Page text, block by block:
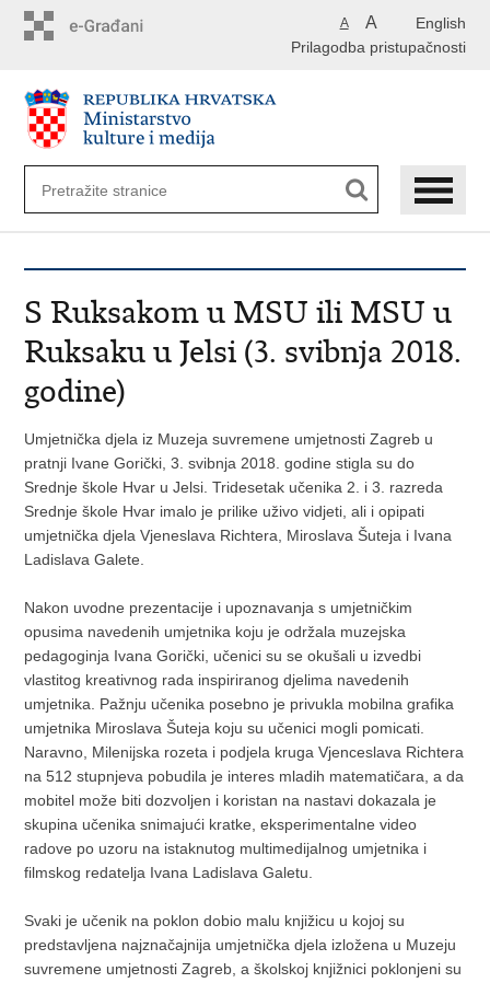
English
A A
Prilagodba pristupačnosti
S Ruksakom u MSU ili MSU u
Ruksaku u Jelsi (3. svibnja 2018.
godine)
Umjetnička djela iz Muzeja suvremene umjetnosti Zagreb u
pratnji Ivane Gorički, 3. svibnja 2018. godine stigla su do
Srednje škole Hvar u Jelsi. Tridesetak učenika 2. i 3. razreda
Srednje škole Hvar imalo je prilike uživo vidjeti, ali i opipati
umjetnička djela Vjeneslava Richtera, Miroslava Šuteja i Ivana
Ladislava Galete.
Nakon uvodne prezentacije i upoznavanja s umjetničkim
opusima navedenih umjetnika koju je održala muzejska
pedagoginja Ivana Gorički, učenici su se okušali u izvedbi
vlastitog kreativnog rada inspiriranog djelima navedenih
umjetnika. Pažnju učenika posebno je privukla mobilna grafika
umjetnika Miroslava Šuteja koju su učenici mogli pomicati.
Naravno, Milenijska rozeta i podjela kruga Vjenceslava Richtera
na 512 stupnjeva pobudila je interes mladih matematičara, a da
mobitel može biti dozvoljen i koristan na nastavi dokazala je
skupina učenika snimajući kratke, eksperimentalne video
radove po uzoru na istaknutog multimedijalnog umjetnika i
filmskog redatelja Ivana Ladislava Galetu.
Svaki je učenik na poklon dobio malu knjižicu u kojoj su
predstavljena najznačajnija umjetnička djela izložena u Muzeju
suvremene umjetnosti Zagreb, a školskoj knjižnici poklonjeni su